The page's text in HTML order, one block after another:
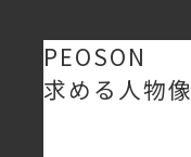
PEOSON
求める人物像